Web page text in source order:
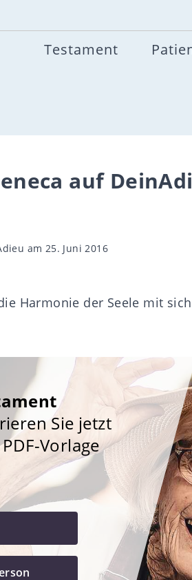
Testament
auf
am 25. Juni 2016
Harmonie der Seele mit
Sie jetzt
Vorlage